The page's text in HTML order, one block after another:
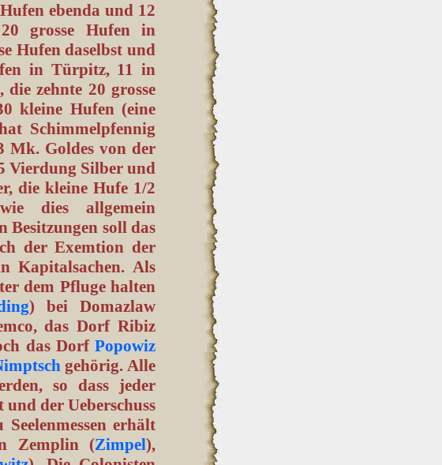
ebenda und 12
grosse Hufen in
Hufen daselbst und
in Türpitz, 11 in
zehnte 20 grosse
kleine Hufen (eine
Schimmelpfennig
Mk. Goldes von der
Vierdung Silber und
die kleine Hufe 1/2
dies allgemein
Besitzungen soll das
der Exemtion der
Kapitalsachen. Als
dem Pfluge halten
) bei Domazlaw
das Dorf Ribiz
das Dorf Popowiz
gehörig. Alle
so dass jeder
der Ueberschuss
erhält
Zemplin (Zimpel),